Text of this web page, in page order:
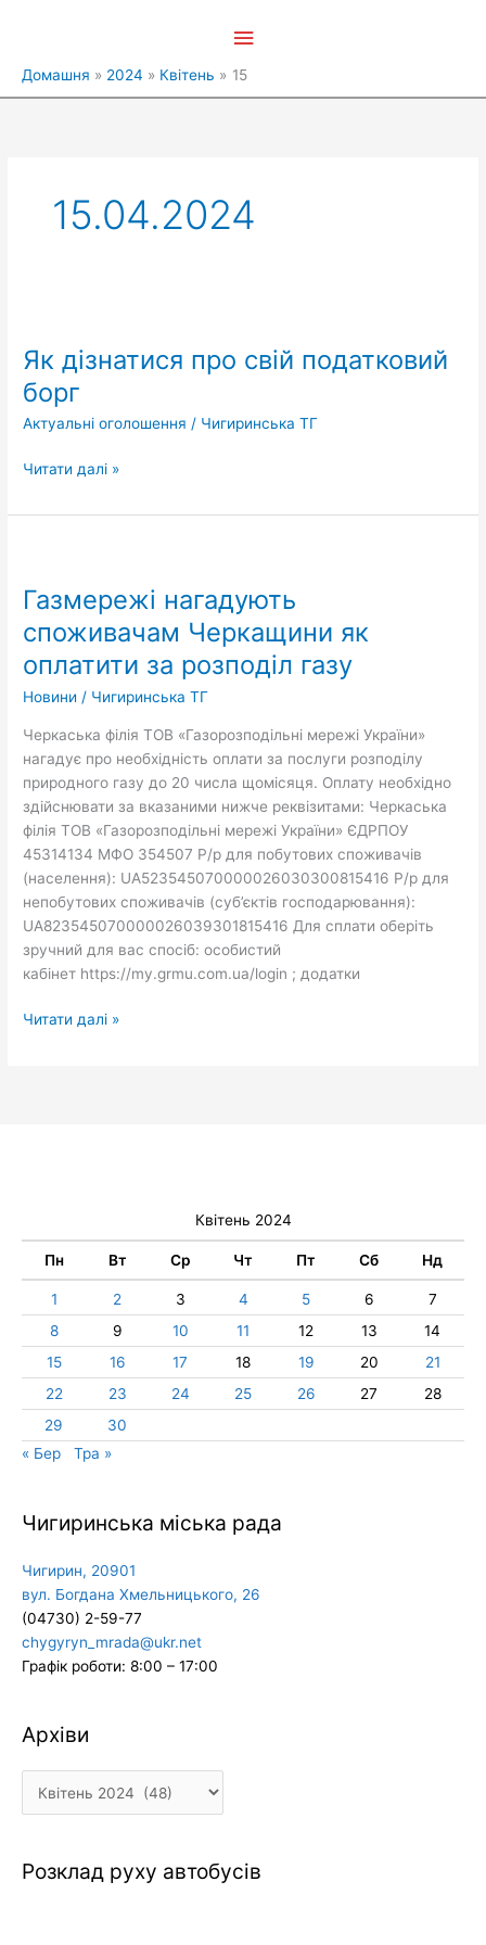
меню
Домашня 2024 Квітень 15
15.04.2024
Як дізнатися про свій податковий
борг
Актуальні оголошення / Чигиринська ТГ
про
свій
податковий
борг
Читати далі »
Газмережі нагадують
споживачам Черкащини як
оплатити за розподіл газу
Новини / Чигиринська ТГ
Черкаська філія ТОВ «Газорозподільні мережі України»
нагадує про необхідність оплати за послуги розподілу
природного газу до 20 числа щомісяця. Оплату необхідно
здійснювати за вказаними нижче реквізитами: Черкаська
філія ТОВ «Газорозподільні мережі України» ЄДРПОУ
45314134 МФО 354507 Р/р для побутових споживачів
(населення): UA523545070000026030300815416 Р/р для
непобутових споживачів (суб’єктів господарювання):
UA823545070000026039301815416 Для сплати оберіть
зручний для вас спосіб: особистий
кабінет https://my.grmu.com.ua/login ; додатки
споживачам Черкащини як
за
розподіл
газу
Читати далі »
Квітень 2024
Пн Вт Ср Чт Пт Сб Нд
1 2 3 4 5 6
7
8
9 10 11 12 13
14
15
16 17 18 19 20
21
22
23 24 25 26 27
28
29
30
« Бер
Тра »
Чигиринська міська рада
Чигирин, 20901
вул. Богдана Хмельницького, 26
(04730) 2-59-77
chygyryn_mrada@ukr.net
Графік роботи: 8:00 – 17:00
Архіви
Архіви
Розклад руху автобусів